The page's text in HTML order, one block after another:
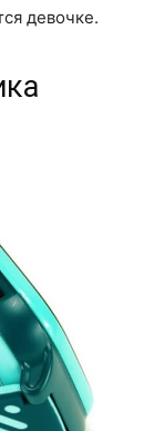
девочке.